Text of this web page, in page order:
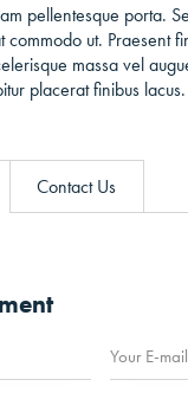
pellentesque porta.
commodo ut. Praesent
massa vel
placerat finibus lacus.
Contact Us